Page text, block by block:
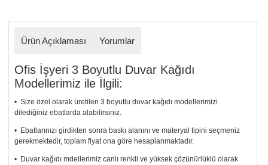
Ürün Açıklaması Yorumlar
Ofis İşyeri 3 Boyutlu Duvar Kağıdı
Modellerimiz ile İlgili:
• Size özel olarak üretilen 3 boyutlu duvar kağıdı modellerimizi
dilediğiniz ebatlarda alabilirsiniz.
• Ebatlarınızı girdikten sonra baskı alanını ve materyal tipini seçmeniz
gerekmektedir, toplam fiyat ona göre hesaplanmaktadır.
• Duvar kağıdı mdellerimiz canlı renkli ve yüksek çözünürlüklü olarak